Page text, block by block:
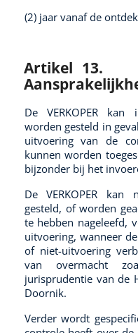
(2) jaar vanaf de
Artikel 13.
De VERKOPER
worden gesteld in
uitvoering van de
kunnen worden
bijzonder bij het
De VERKOPER kan
gesteld, of worden
te hebben nageleefd,
uitvoering, wanneer
of niet-uitvoering
van overmacht
jurisprudentie van de
Doornik.
Verder wordt